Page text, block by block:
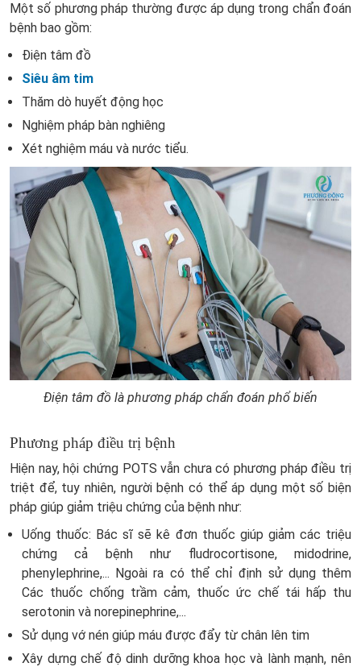
Một số phương pháp thường được áp dụng trong chẩn đoán
bệnh bao gồm:
Điện tâm đồ
Siêu âm tim
Thăm dò huyết động học
Nghiệm pháp bàn nghiêng
Xét nghiệm máu và nước tiểu.
Điện tâm đồ là phương pháp chẩn đoán phổ biến
Phương pháp điều trị bệnh
Hiện nay, hội chứng POTS vẫn chưa có phương pháp điều trị
triệt để, tuy nhiên, người bệnh có thể áp dụng một số biện
pháp giúp giảm triệu chứng của bệnh như:
Uống thuốc: Bác sĩ sẽ kê đơn thuốc giúp giảm các triệu
chứng cả bệnh như fludrocortisone, midodrine,
phenylephrine,... Ngoài ra có thể chỉ định sử dụng thêm
Các thuốc chống trầm cảm, thuốc ức chế tái hấp thu
serotonin và norepinephrine,...
Sử dụng vớ nén giúp máu được đẩy từ chân lên tim
Xây dựng chế độ dinh dưỡng khoa học và lành mạnh, nên